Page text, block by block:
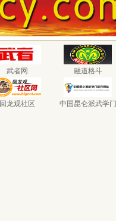
武者网 融道格斗
回龙观社区 中国昆仑派武学门